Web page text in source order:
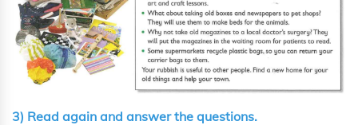
3) Read again and answer the questions.